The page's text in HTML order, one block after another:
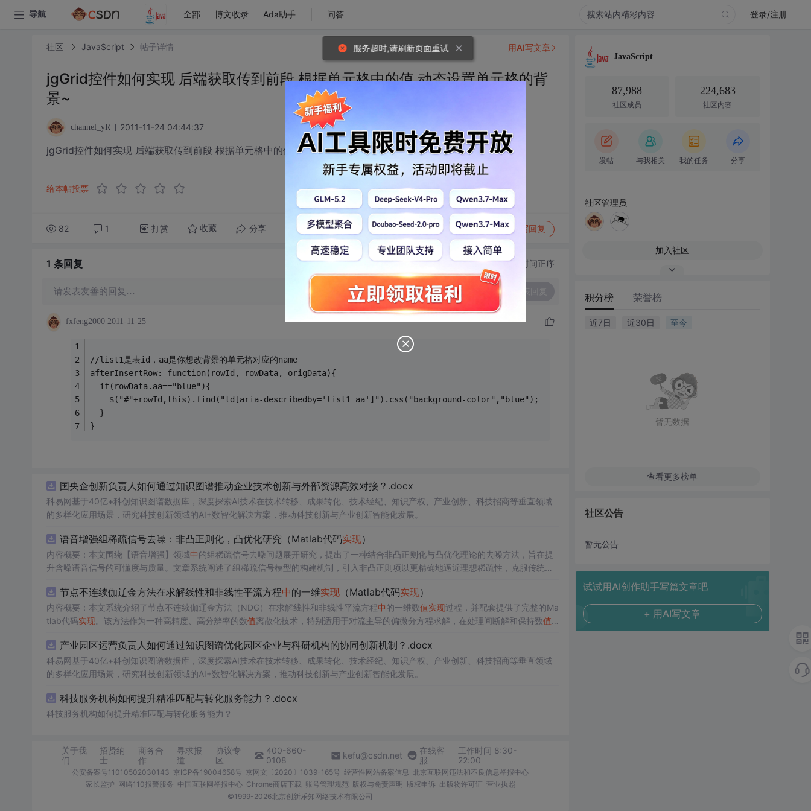
导航 全部 博文收录 Ada助手 问答 登录/注册
社区 JavaScript 帖子详情
jgGrid控件如何实现 后端获取传到前段 根据单元格中的值 动态设置单元格的背
景~
channel_yR 2011-11-24 04:44:37
jgGrid控件如何实现 后端获取传到前段 根据单元格中的值 动态设置单元格的背景~
给本帖投票
82 1 打赏 收藏 分享 转发到动态 举报 写回复
用AI写文章
1 条回复 切换为时间正序
请发表友善的回复…
fxfeng2000 2011-11-25
//list1是表id，aa是你想改背景的单元格对应的name
afterInsertRow: function(rowId, rowData, origData){
  if(rowData.aa=="blue"){
    $("#"+rowId,this).find("td[aria-describedby='list1_aa']").css("background-color","blue");
  }
}
国央企创新负责人如何通过知识图谱推动企业技术创新与外部资源高效对接？.docx
科易网基于40亿+科创知识图谱数据库，深度探索AI技术在技术转移、成果转化、技术经纪、知识产权、产业创新、科技招商等垂直领域
的多样化应用场景，研究科技创新领域的AI+数智化解决方案，推动科技创新与产业创新智能化发展。
语音增强组稀疏信号去噪：非凸正则化，凸优化研究（Matlab代码实现）
内容概要：本文围绕【语音增强】领域中的组稀疏信号去噪问题展开研究，提出了一种结合非凸正则化与凸优化理论的去噪方法，旨在提
升含噪语音信号的可懂度与质量。文章系统阐述了组稀疏信号模型的构建机制，引入非凸正则项以更精确地逼近理想稀疏性，克服传统凸
语音信号预处理、稀疏系数求解、去噪重构等关键环节，并配套提供可复现的代码资源，便于研究人员进一步验证与拓展。该方法在保留
数学可处理性的同时显著增强了去噪性能，尤其适用于低信噪比环境下的语音恢复任务。; 适合人群：具备一定信号与系统、数字信号处理
理论基础，熟悉稀疏表示与最优化方法，且拥有Matlab编程能力的研究生、科研人员及从事语音增强、音频工程、通信系统等相关领域的
课程或科研项目中的教学案例，帮助深入理解稀疏表示、非凸优化与凸优化算法的融合机制；③为后续研究非凸正则化在图像去噪、生物
医学信号处理等其他稀疏恢复问题中的性能优势提供理论依据与实现
范例。; 阅读建议：建议读者结合所提供的Matlab代码逐模块分析，
重点理解非凸正则项的设计动机及其对稀疏性的增强作用，深入掌握优化求解过程 中迭代算法的实现
势与潜在局限。
节点不连续伽辽金方法在求解线性和非线性平流方程中的一维实现（Matlab代码实现）
内容概要：本文系统介绍了节点不连续伽辽金方法（NDG）在求解线性和非线性平流方程中的一维数值实现过程，并配套提供了完整的Ma
tlab代码实现。该方法作为一种高精度、高分辨率的数值离散化技术，特别适用于对流主导的偏微分方程求解，在处理间断解和保持数值
（如显式Runge-Kutta方法）以及边界条件的实施策略。通过多个典型算例（如线性对流、Burgers方程等）的仿真分析，充分验证了该方
法在捕捉激波、避免非物理振荡及保持高阶精度方面的有效性。结合代码实践，读者可深入掌握NDG方法的算法设计与编程实现的关键环
节。; 适合人群：具备偏微分方程数值解法、有限元方法或计算流体力学基础知识，熟悉Matlab编程语言，从事科学计算、工程仿真、应
法的理解；②应用于流体力学、气象模拟、环境科学等领域中对强对流现象的精确数
散化的核心技术支撑；④为科研工作者开发定制化求解器提供可复用的算法原型与代码参考。; 阅读建议：建议读者结合Matlab代码逐行
产业园区运营负责人如何通过知识图谱优化园区企业与科研机构的协同创新机制？.docx
科易网基于40亿+科创知识图谱数据库，深度探索AI技术在技术转移、成果转化、技术经纪、知识产权、产业创新、科技招商等垂直领域
的多样化应用场景，研究科技创新领域的AI+数智化解决方案，推动科技创新与产业创新智能化发展。
科技服务机构如何提升精准匹配与转化服务能力？.docx
科技服务机构如何提升精准匹配与转化服务能力？
关于我
们
招贤纳
士
商务合
作
寻求报
道
协议专
区
400-660-
0108
kefu@csdn.net
在线客
服
工作时间 8:30-
22:00
公安备案号11010502030143 京ICP备19004658号 京网文〔2020〕1039-165号 经营性网站备案信息 北京互联网违法和不良信息举报中心
家长监护 网络110报警服务 中国互联网举报中心 Chrome商店下载 账号管理规范 版权与免责声明 版权申诉 出版物许可证 营业执照
©1999-2026北京创新乐知网络技术有限公司
JavaScript
87,988
社区成员
224,683
社区内容
发帖 与我相关 我的任务 分享
社区管理员
加入社区
积分榜 荣誉榜
近7日 近30日 至今
暂无数据
查看更多榜单
社区公告
暂无公告
试试用AI创作助手写篇文章吧
+ 用AI写文章
服务超时,请刷新页面重试